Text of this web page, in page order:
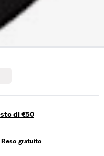
di €50
Reso gratuito